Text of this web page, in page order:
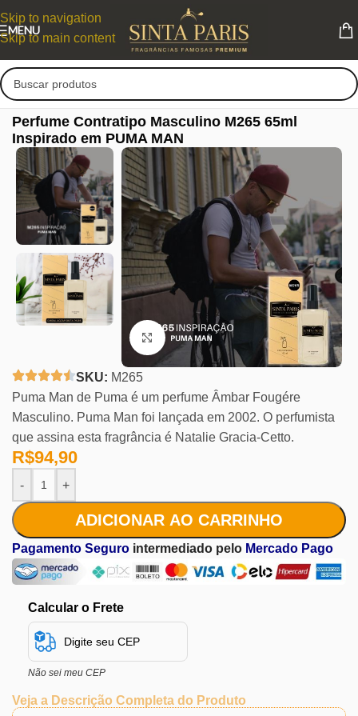
Skip to navigation
Skip to main content
MENU
Perfume Contratipo Masculino M265 65ml
Inspirado em PUMA MAN
Clique para ampliar
SKU: M265
Puma Man de Puma é um perfume Âmbar Fougére
Masculino. Puma Man foi lançada em 2002. O perfumista
que assina esta fragrância é Natalie Gracia-Cetto.
R$94,90
- +
ADICIONAR AO CARRINHO
Pagamento Seguro intermediado pelo Mercado Pago
Calcular o Frete
Não sei meu CEP
Veja a Descrição Completa do Produto